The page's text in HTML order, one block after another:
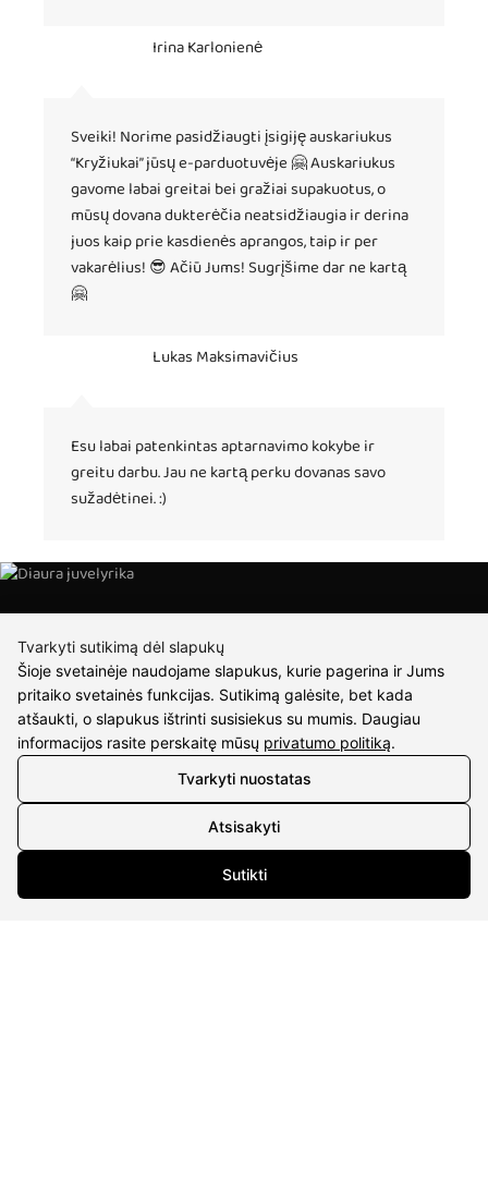
Irina Karlonienė
Sveiki! Norime pasidžiaugti įsigiję auskariukus
“Kryžiukai” jūsų e-parduotuvėje 🤗 Auskariukus
gavome labai greitai bei gražiai supakuotus, o
mūsų dovana dukterėčia neatsidžiaugia ir derina
juos kaip prie kasdienės aprangos, taip ir per
vakarėlius! 😎 Ačiū Jums! Sugrįšime dar ne kartą
🤗
Lukas Maksimavičius
Esu labai patenkintas aptarnavimo kokybe ir
greitu darbu. Jau ne kartą perku dovanas savo
sužadėtinei. :)
KONTAKTAI
Tel. nr.:+37061588580
El. paštas:info@diaura.lt
M.K.Čiurlionio g. 50
P/C Aidas “Diaura” Druskininkai
Tvarkyti sutikimą dėl slapukų
Šioje svetainėje naudojame slapukus, kurie pagerina ir Jums
pritaiko svetainės funkcijas. Sutikimą galėsite, bet kada
atšaukti, o slapukus ištrinti susisiekus su mumis. Daugiau
informacijos rasite perskaitę mūsų privatumo politiką.
Tvarkyti nuostatas
Atsisakyti
Sutikti